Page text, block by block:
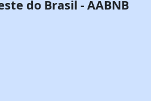
do Brasil - AABNB